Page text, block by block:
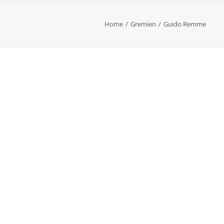
Home Gremien Guido Remme